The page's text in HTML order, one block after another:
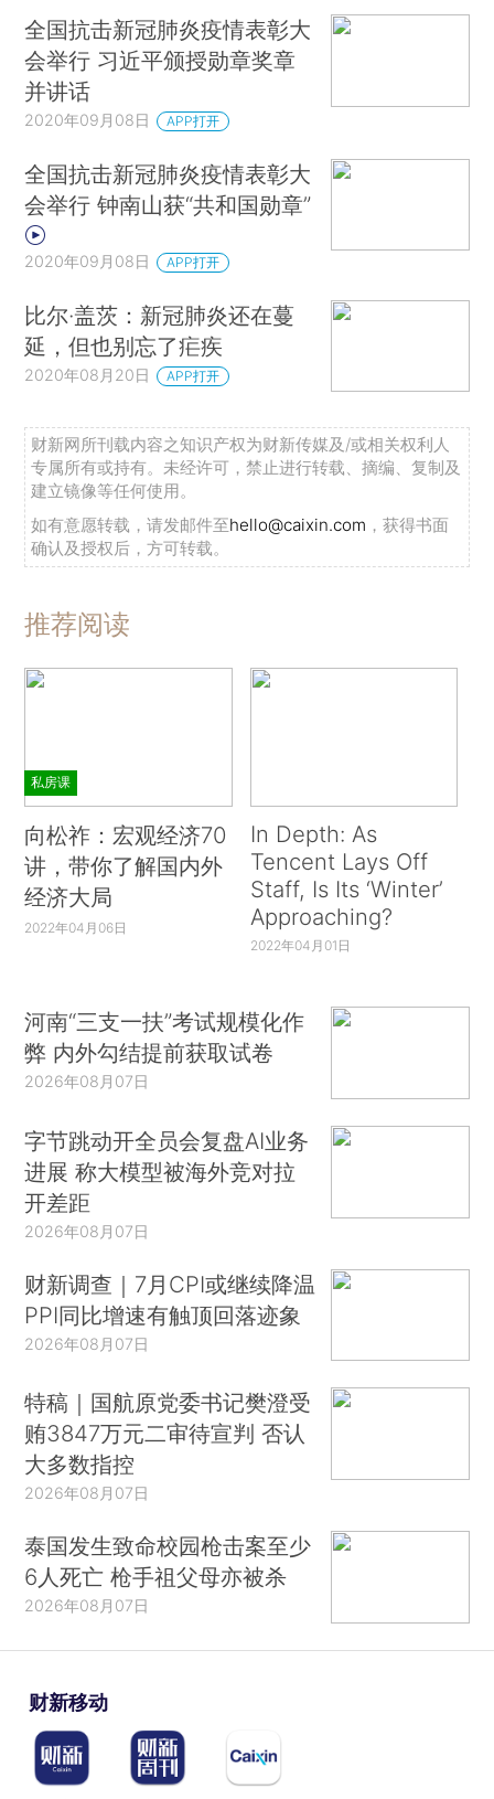
全国抗击新冠肺炎疫情表彰大
会举行 习近平颁授勋章奖章
并讲话
2020年09月08日 APP打开
全国抗击新冠肺炎疫情表彰大
会举行 钟南山获“共和国勋章”
2020年09月08日 APP打开
比尔·盖茨：新冠肺炎还在蔓
延，但也别忘了疟疾
2020年08月20日 APP打开
财新网所刊载内容之知识产权为财新传媒及/或相关权利人
专属所有或持有。未经许可，禁止进行转载、摘编、复制及
建立镜像等任何使用。
如有意愿转载，请发邮件至hello@caixin.com ，获得书面
确认及授权后，方可转载。
推荐阅读
私房课
向松祚：宏观经济70
讲，带你了解国内外
经济大局
2022年04月06日
In Depth: As
Tencent Lays Off
Staff, Is Its ‘Winter’
Approaching?
2022年04月01日
河南“三支一扶”考试规模化作
弊 内外勾结提前获取试卷
2026年08月07日
字节跳动开全员会复盘AI业务
进展 称大模型被海外竞对拉
开差距
2026年08月07日
财新调查｜7月CPI或继续降温
PPI同比增速有触顶回落迹象
2026年08月07日
特稿｜国航原党委书记樊澄受
贿3847万元二审待宣判 否认
大多数指控
2026年08月07日
泰国发生致命校园枪击案至少
6人死亡 枪手祖父母亦被杀
2026年08月07日
财新移动